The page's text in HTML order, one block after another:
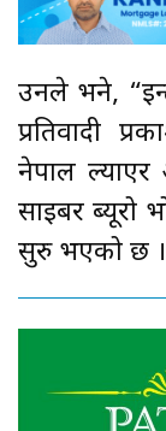
उनले भने,
प्रतिवादी
नेपाल ल्याएर
साइबर ब्यूरो
सुरु भएको छ